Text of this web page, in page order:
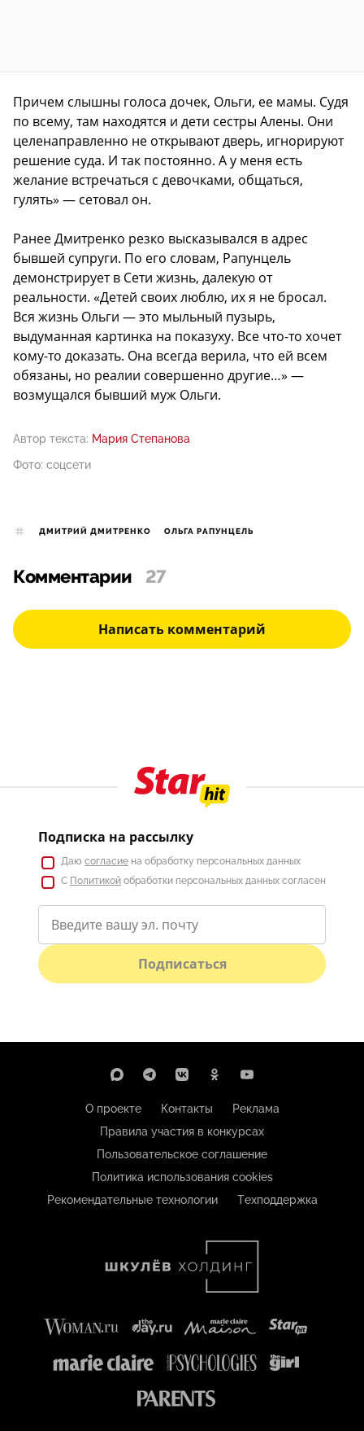
Причем слышны голоса дочек, Ольги, ее мамы. Судя
по всему, там находятся и дети сестры Алены. Они
целенаправленно не открывают дверь, игнорируют
решение суда. И так постоянно. А у меня есть
желание встречаться с девочками, общаться,
гулять» — сетовал он.
Ранее Дмитренко резко высказывался в адрес
бывшей супруги. По его словам, Рапунцель
демонстрирует в Сети жизнь, далекую от
реальности. «Детей своих люблю, их я не бросал.
Вся жизнь Ольги — это мыльный пузырь,
выдуманная картинка на показуху. Все что-то хочет
кому-то доказать. Она всегда верила, что ей всем
обязаны, но реалии совершенно другие…» —
возмущался бывший муж Ольги.
Автор текста: Мария Степанова
Фото: соцсети
ДМИТРИЙ ДМИТРЕНКО ОЛЬГА РАПУНЦЕЛЬ
Комментарии 27
Написать комментарий
Подписка на рассылку
Даю согласие на обработку персональных данных
С Политикой обработки персональных данных согласен
Подписаться
О проекте Контакты
Реклама
Правила участия в конкурсах
Пользовательское соглашение
Политика использования cookies
Рекомендательные технологии
Техподдержка